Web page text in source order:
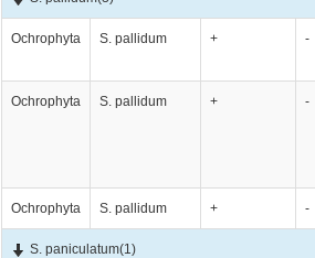
Ochrophyta S. pallidum + -
Ochrophyta S. pallidum + -
Ochrophyta S. pallidum + -
S. paniculatum(1)